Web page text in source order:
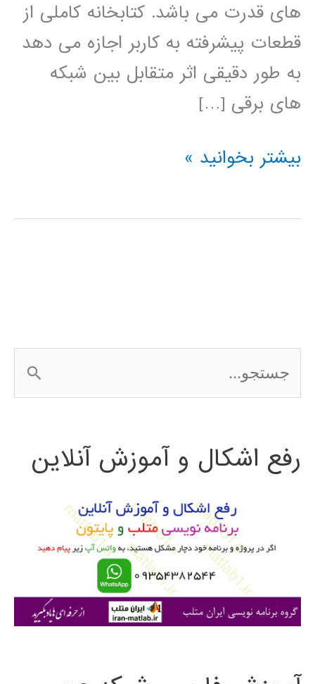
های قدرت می باشد. کتابخانه کاملی از
قطعات پیشرفته به کاربر اجازه می دهد
به طور دقیقی اثر متقابل بین شبکه
های برقی […]
آموزش
افزار
بیشتر بخوانید »
س
ج
ی
رفع اشکال و آموزش آنلاین